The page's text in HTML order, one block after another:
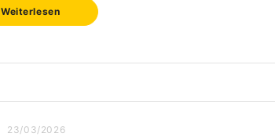
Weiterlesen
23/03/2026